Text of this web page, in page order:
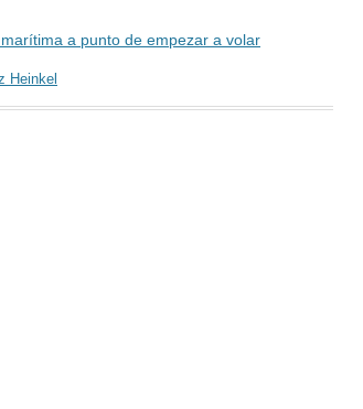
a punto de empezar a volar
Heinkel